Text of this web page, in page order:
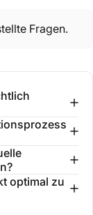
Fragen.
optimal zu